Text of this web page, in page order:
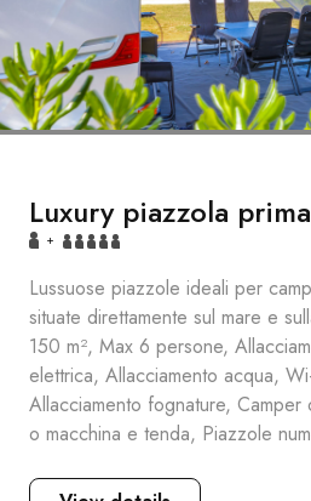
Luxury piazzola
+
Lussuose piazzole ideali per
situate direttamente sul mare e
150 m², Max 6 persone,
elettrica, Allacciamento acqua,
Allacciamento fognature,
o macchina e tenda, Piazzole